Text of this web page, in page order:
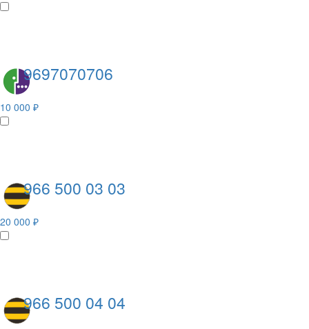
9697070706
10 000 ₽
966 500 03 03
20 000 ₽
966 500 04 04